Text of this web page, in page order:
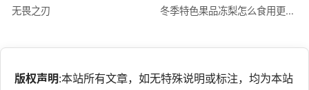
无畏之刃 冬季特色果品冻梨怎么食用更健康
版权声明:本站所有文章，如无特殊说明或标注，均为本站